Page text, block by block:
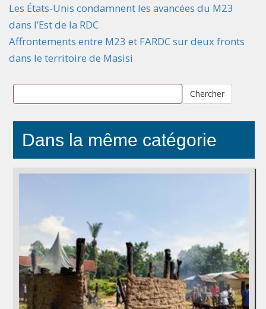
Les États-Unis condamnent les avancées du M23
dans l’Est de la RDC
Affrontements entre M23 et FARDC sur deux fronts
dans le territoire de Masisi
Chercher
Dans la même catégorie